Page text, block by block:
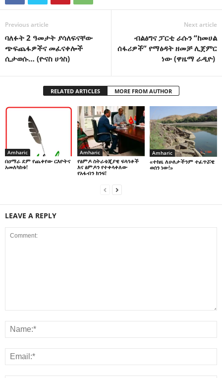
Previous article
ባለፉት 2 ዓመታት ያሳለፍናቸው
ጭፍጨፋዎችና መፈናቀሎች
ሲታወሱ… (ዮናስ ሀጎስ)
Next article
ብልፅግና ፓርቲ ራሱን “ከመሀል
ሰፋሪዎች” የማፅዳት ዘመቻ ሊጀምር
ነው (ዋዜማ ራዲዮ)
RELATED ARTICLES MORE FROM AUTHOR
Amharic
በዐማራ ደም የጨቀየው ርእዮትና
አመለካከቱ!
Amharic
የፅምዶ ስትራቴጂያዊ ፍላጎቶች
እና ፅምዶን የተቀላቀለው
የአፋብን ክንፍ!
Amharic
«ተከዜ ለሁለታችንም ተፈጥሯዊ
ወሰን ነው!»
LEAVE A REPLY